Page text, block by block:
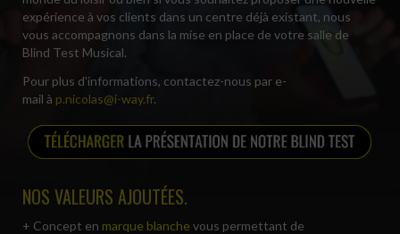
expérience à vos clients dans un centre déjà existant, nous
vous accompagnons dans la mise en place de votre salle de
Blind Test Musical.
Pour plus d'informations, contactez-nous par e-
mail à p.nicolas@i-way.fr.
NOS VALEURS AJOUTÉES.
+ Concept en marque blanche vous permettant de